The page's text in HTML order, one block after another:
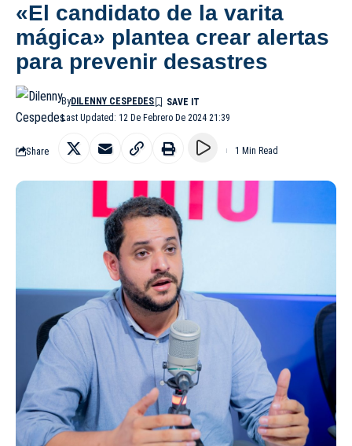
«El candidato de la varita
mágica» plantea crear alertas
para prevenir desastres
Last Updated: 12 De Febrero De 2024 21:39
ByDILENNY CESPEDES
Share 1 Min Read